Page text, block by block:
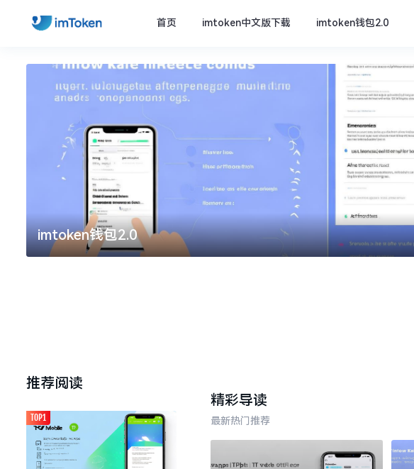
首页 imtoken中文版下载 imtoken钱包2.0
imtoken钱包2.0
推荐阅读
TOP1
精彩导读
最新热门推荐